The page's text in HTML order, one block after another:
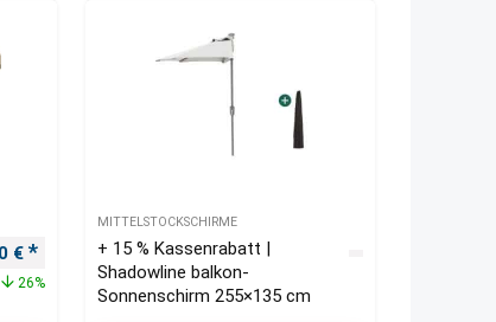
Preis war: 170,00 €
€ Aktueller Preis ist: 125,00 €.
26%
MITTELSTOCKSCHIRME
+ 15 % Kassenrabatt |
Shadowline balkon-
Sonnenschirm 255×135 cm